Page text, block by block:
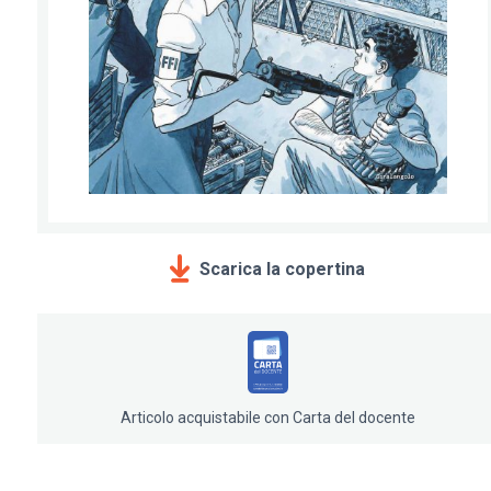
Scarica la copertina
Articolo acquistabile con Carta del docente